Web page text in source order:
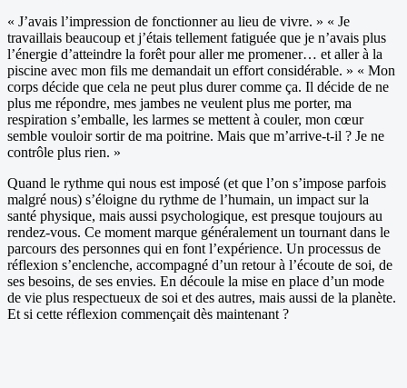
« J’avais l’impression de fonctionner au lieu de vivre. » « Je
travaillais beaucoup et j’étais tellement fatiguée que je n’avais plus
l’énergie d’atteindre la forêt pour aller me promener… et aller à la
piscine avec mon fils me demandait un effort considérable. » « Mon
corps décide que cela ne peut plus durer comme ça. Il décide de ne
plus me répondre, mes jambes ne veulent plus me porter, ma
respiration s’emballe, les larmes se mettent à couler, mon cœur
semble vouloir sortir de ma poitrine. Mais que m’arrive-t-il ? Je ne
contrôle plus rien. »
Quand le rythme qui nous est imposé (et que l’on s’impose parfois
malgré nous) s’éloigne du rythme de l’humain, un impact sur la
santé physique, mais aussi psychologique, est presque toujours au
rendez-vous. Ce moment marque généralement un tournant dans le
parcours des personnes qui en font l’expérience. Un processus de
réflexion s’enclenche, accompagné d’un retour à l’écoute de soi, de
ses besoins, de ses envies. En découle la mise en place d’un mode
de vie plus respectueux de soi et des autres, mais aussi de la planète.
Et si cette réflexion commençait dès maintenant ?